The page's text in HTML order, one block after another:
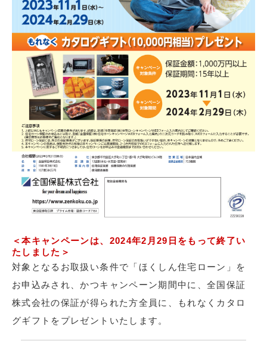
＜本キャンペーンは、2024年2月29日をもって終了い
たしました＞
対象となるお取扱い条件で「ほくしん住宅ローン」を
お申込みされ、かつキャンペーン期間中に、全国保証
株式会社の保証が得られた方全員に、もれなくカタロ
グギフトをプレゼントいたします。